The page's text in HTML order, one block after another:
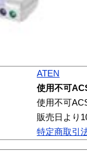
ATEN
使用不可
使用不可
販売日より
特定商取引